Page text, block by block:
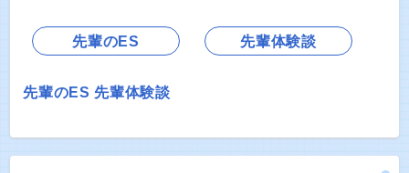
先輩のES 先輩体験談
先輩のES 先輩体験談